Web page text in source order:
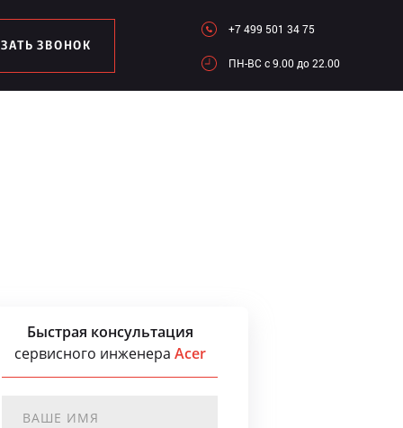
ЗВОНОК
+7 499 501 34 75
ПН-ВC c 9.00 до 22.00
Быстрая консультация
сервисного инженера Acer